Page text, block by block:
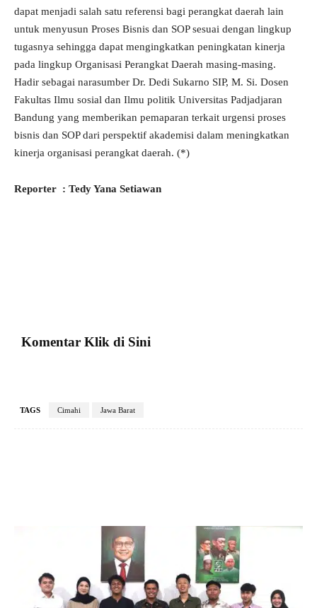
dapat menjadi salah satu referensi bagi perangkat daerah lain
untuk menyusun Proses Bisnis dan SOP sesuai dengan lingkup
tugasnya sehingga dapat mengingkatkan peningkatan kinerja
pada lingkup Organisasi Perangkat Daerah masing-masing.
Hadir sebagai narasumber Dr. Dedi Sukarno SIP, M. Si. Dosen
Fakultas Ilmu sosial dan Ilmu politik Universitas Padjadjaran
Bandung yang memberikan pemaparan terkait urgensi proses
bisnis dan SOP dari perspektif akademisi dalam meningkatkan
kinerja organisasi perangkat daerah. (*)
Reporter : Tedy Yana Setiawan
Komentar Klik di Sini
TAGS Cimahi Jawa Barat